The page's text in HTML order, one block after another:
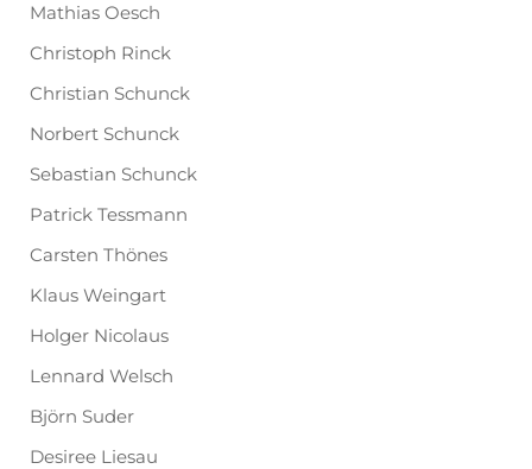
Mathias Oesch
Christoph Rinck
Christian Schunck
Norbert Schunck
Sebastian Schunck
Patrick Tessmann
Carsten Thönes
Klaus Weingart
Holger Nicolaus
Lennard Welsch
Björn Suder
Desiree Liesau